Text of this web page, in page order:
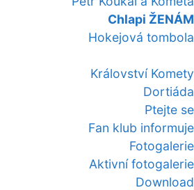
Chlapi ŽENÁM
Hokejová tombola
Království Komety
Dortiáda
Ptejte se
Fan klub informuje
Fotogalerie
Aktivní fotogalerie
Download